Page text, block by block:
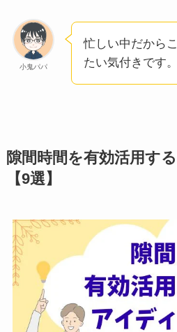
小鬼パパ
忙しい中だから
たい気付きです。
隙間時間を有効活用す
【9選】